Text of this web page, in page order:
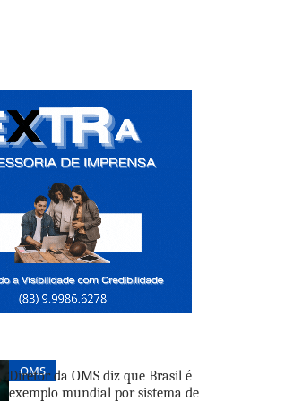
OMS
Diretor da OMS diz que Brasil é
exemplo mundial por sistema de